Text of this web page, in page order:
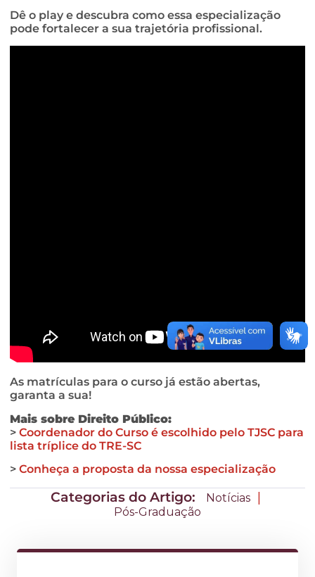
Dê o play e descubra como essa especialização
pode fortalecer a sua trajetória profissional.
As matrículas para o curso já estão abertas,
garanta a sua!
Mais sobre Direito Público:
> Coordenador do Curso é escolhido pelo TJSC para
lista tríplice do TRE-SC
> Conheça a proposta da nossa especialização
Categorias do Artigo: Notícias |
Pós-Graduação